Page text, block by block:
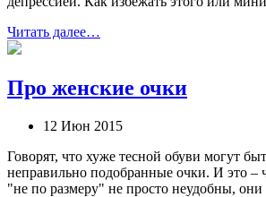
Читать далее…
Про женские очки
12 Июн 2015
Говорят, что хуже тесной обуви могут
неправильно подобранные очки. И это ‒
"не по размеру" не просто неудобны,